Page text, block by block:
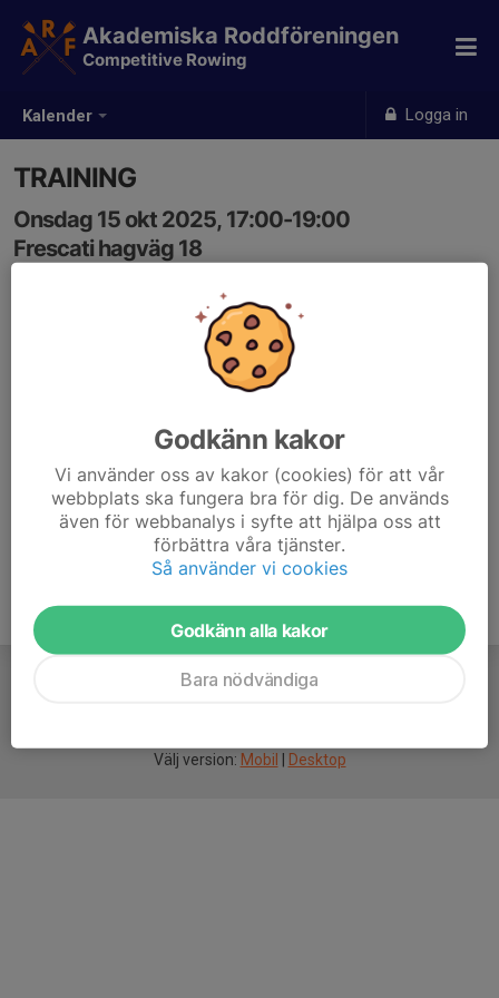
Kalender Logga in
Akademiska Roddföreningen
Competitive Rowing
TRAINING
Onsdag 15 okt 2025, 17:00-19:00
Frescati hagväg 18
AFTERNOON SESSION - verify the updated training times
Välj version: Mobil Desktop
Godkänn kakor
Vi använder oss av kakor (cookies) för att vår
webbplats ska fungera bra för dig. De används
även för webbanalys i syfte att hjälpa oss att
förbättra våra tjänster.
Så använder vi cookies
Godkänn alla kakor
Bara nödvändiga